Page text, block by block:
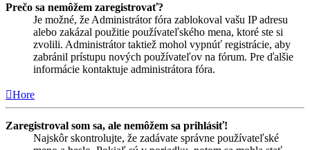
Prečo sa nemôžem zaregistrovať?
Je možné, že Administrátor fóra zablokoval vašu IP adresu
alebo zakázal použitie používateľského mena, ktoré ste si
zvolili. Administrátor taktiež mohol vypnúť registrácie, aby
zabránil prístupu nových používateľov na fórum. Pre ďalšie
informácie kontaktuje administrátora fóra.
Hore
Zaregistroval som sa, ale nemôžem sa prihlásiť!
Najskôr skontrolujte, že zadávate správne používateľské